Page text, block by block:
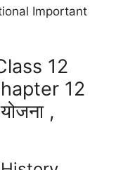
Important
12
12
,